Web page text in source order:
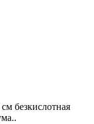
безкислотная